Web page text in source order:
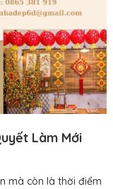
Làm Mới
mà còn là thời điểm